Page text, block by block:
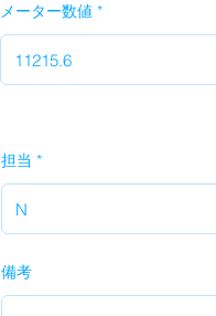
メーター数値
担当
備考